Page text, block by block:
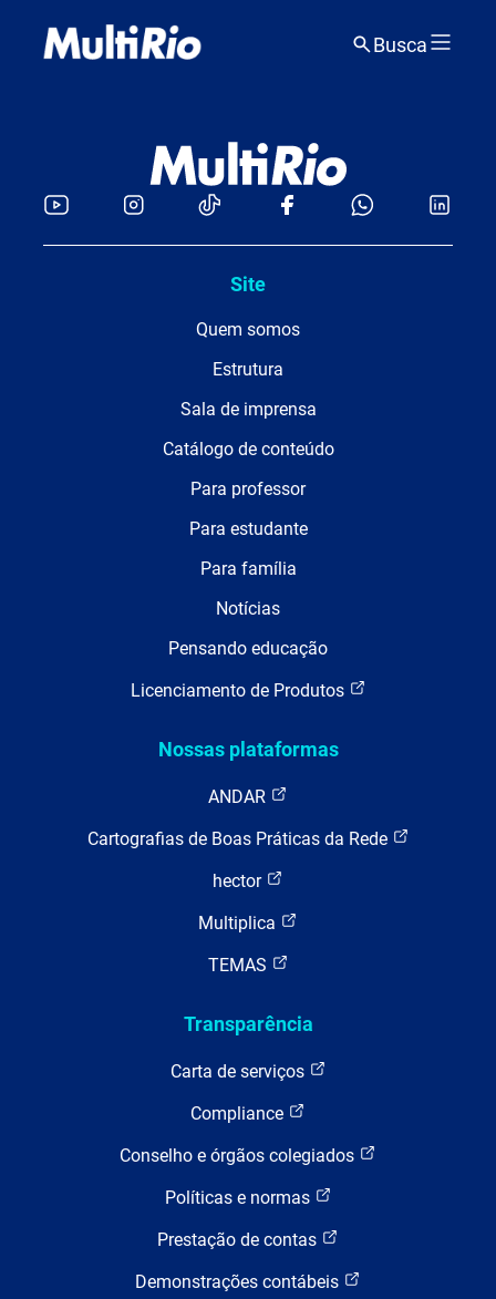
Busca
Site
Quem somos
Estrutura
Sala de imprensa
Catálogo de conteúdo
Para professor
Para estudante
Para família
Notícias
Pensando educação
Licenciamento de Produtos
Nossas plataformas
ANDAR
Cartografias de Boas Práticas da Rede
hector
Multiplica
TEMAS
Transparência
Carta de serviços
Compliance
Conselho e órgãos colegiados
Políticas e normas
Prestação de contas
Demonstrações contábeis